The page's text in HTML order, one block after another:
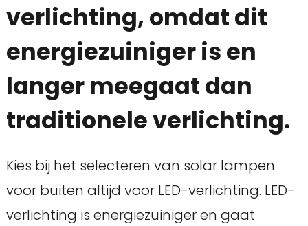
verlichting, omdat dit
energiezuiniger is en
langer meegaat dan
traditionele verlichting.
Kies bij het selecteren van solar lampen
voor buiten altijd voor LED-verlichting. LED-
verlichting is energiezuiniger en gaat